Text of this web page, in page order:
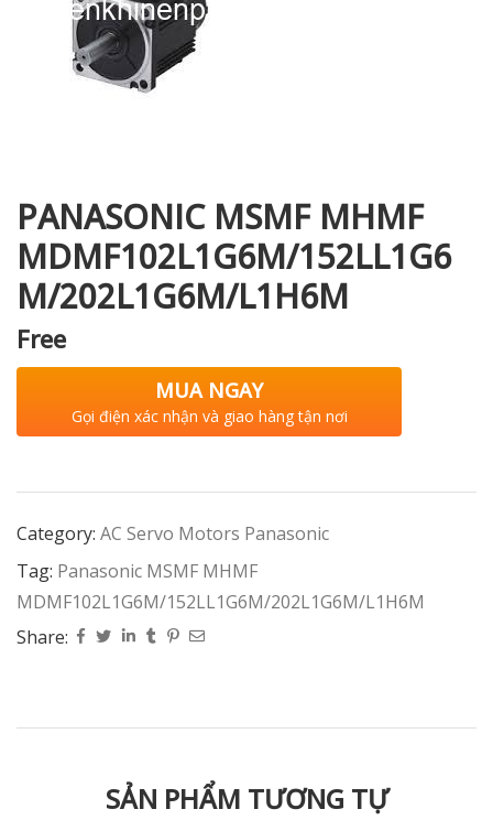
PANASONIC MSMF MHMF
MDMF102L1G6M/152LL1G6
M/202L1G6M/L1H6M
Free
MUA NGAY
Gọi điện xác nhận và giao hàng tận nơi
Category: AC Servo Motors Panasonic
Tag: Panasonic MSMF MHMF
MDMF102L1G6M/152LL1G6M/202L1G6M/L1H6M
Share:
SẢN PHẨM TƯƠNG TỰ